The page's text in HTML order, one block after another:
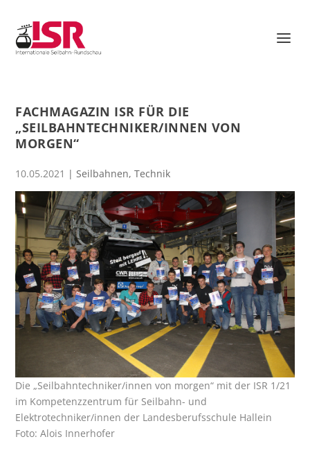
FACHMAGAZIN ISR FÜR DIE
„SEILBAHNTECHNIKER/INNEN VON
MORGEN“
10.05.2021 |Seilbahnen,Technik
Die „Seilbahntechniker/innen von morgen“ mit der ISR 1/21
im Kompetenzzentrum für Seilbahn- und
Elektrotechniker/innen der Landesberufsschule Hallein
Foto: Alois Innerhofer